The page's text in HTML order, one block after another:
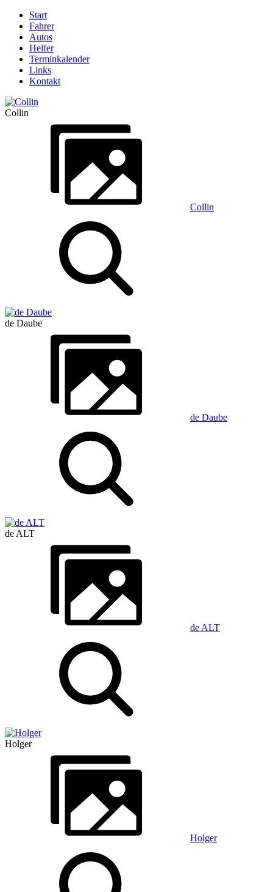
Start
Fahrer
Autos
Helfer
Terminkalender
Links
Kontakt
Collin
Collin
de Daube
de Daube
de ALT
de ALT
Holger
Holger